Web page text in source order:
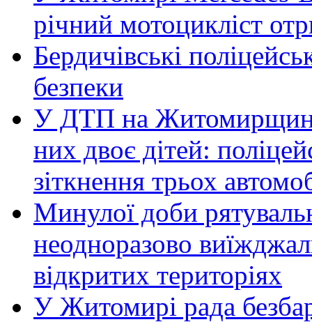
річний мотоцикліст
Бердичівські
безпеки
У ДТП на Житомирщині
них двоє дітей:
зіткнення трьох
Минулої доби
неодноразово
відкритих територіях
У Житомирі рада